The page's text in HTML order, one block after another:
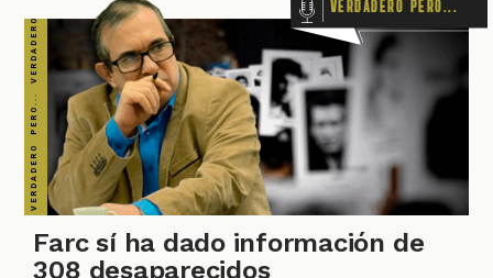
Verdadero pero...
Farc sí ha dado información de
308 desaparecidos